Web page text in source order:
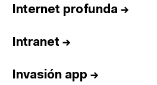
Internet profunda →
Intranet →
Invasión app →